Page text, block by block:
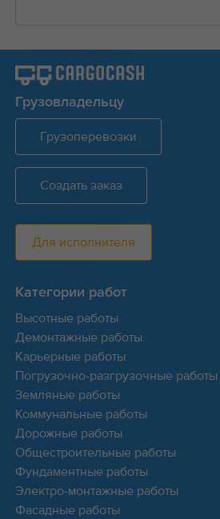
Грузовладельцу
Грузоперевозки
Создать заказ
Для исполнителя
Категории работ
Высотные работы
Демонтажные работы
Карьерные работы
Погрузочно-разгрузочные работы
Земляные работы
Коммунальные работы
Дорожные работы
Общестроительные работы
Фундаментные работы
Электро-монтажные работы
Фасадные работы